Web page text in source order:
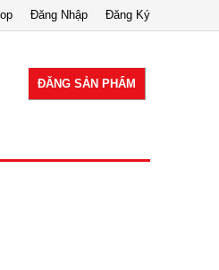
Đăng Ký
Đăng Nhập
ĐĂNG SẢN PHẨM